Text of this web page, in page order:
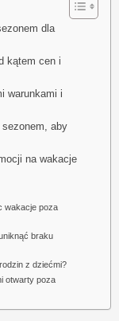
dla
kątem cen i
warunkami i
aby
na wakacje
wakacje poza
braku
z dziećmi?
otwarty poza